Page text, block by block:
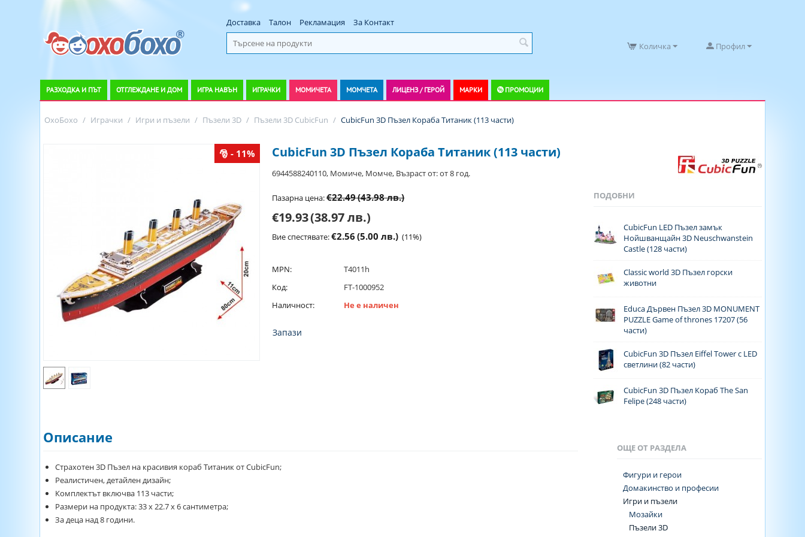
Доставка Талон Рекламация За Контакт
Профил
Количка
РАЗХОДКА И ПЪТ ОТГЛЕЖДАНЕ И ДОМ ИГРА НАВЪН ИГРАЧКИ МОМИЧЕТА МОМЧЕТА ЛИЦЕНЗ / ГЕРОЙ МАРКИ ПРОМОЦИИ
ОхоБохо / Играчки / Игри и пъзели / Пъзели 3D / Пъзели 3D CubicFun / CubicFun 3D Пъзел Кораба Титаник (113 части)
- 11% CubicFun 3D Пъзел Кораба Титаник (113 части)
6944588240110, Момиче, Момче, Възраст от: от 8 год.
Пазарна цена:€22.49(43.98 лв.)
€19.93(38.97 лв.)
Вие спестявате:€2.56 (5.00 лв.) (11%)
MPN:
T4011h
Код:
FT-1000952
Наличност:
Не е наличен
Запази
Описание
Страхотен 3D Пъзел на красивия кораб Титаник от CubicFun;
Реалистичен, детайлен дизайн;
Комплектът включва 113 части;
Размери на продукта: 33 х 22.7 х 6 сантиметра;
За деца над 8 години.
ПОДОБНИ
CubicFun LED Пъзел замък
Нойшванщайн 3D Neuschwanstein
Castle (128 части)
Classic world 3D Пъзел горски
животни
Educa Дървен Пъзел 3D MONUMENT
PUZZLE Game of thrones 17207 (56
части)
CubicFun 3D Пъзел Eiffel Tower с LED
светлини (82 части)
CubicFun 3D Пъзел Кораб The San
Felipe (248 части)
ОЩЕ ОТ РАЗДЕЛА
Фигури и герои
Домакинство и професии
Игри и пъзели
Мозайки
Пъзели 3D